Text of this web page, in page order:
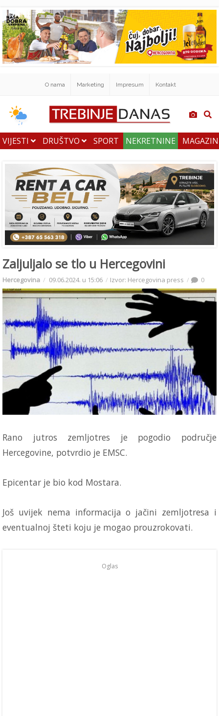
O nama Marketing Impresum Kontakt
VIJESTI DRUŠTVO SPORT NEKRETNINE
Zaljuljalo se tlo u Hercegovini
Hercegovina 09.06.2024. u 15:06 Izvor: Hercegovina press 0
Rano jutros zemljotres je pogodio područje
Hercegovine, potvrdio je EMSC.
Epicentar je bio kod Mostara.
Još uvijek nema informacija o jačini zemljotresa i
eventualnoj šteti koju je mogao prouzrokovati.
Oglas